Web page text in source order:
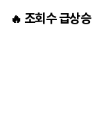
🔥 조회수 급상승